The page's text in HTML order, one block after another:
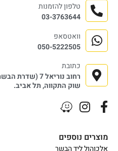
מוצרים נוספים
אלכוהול ליד הבשר
טלפון להזמנות
03-3763644
וואטסאפ
050-5222505
כתובת
רחוב נוריאל 7 (שדרת הבשר)
שוק התקווה, תל אביב.